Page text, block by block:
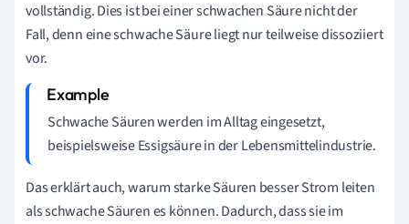
vollständig. Dies ist bei einer schwachen Säure nicht der
Fall, denn eine schwache Säure liegt nur teilweise dissoziiert
vor.
Schwache Säuren werden im Alltag eingesetzt,
beispielsweiseEssigsäurein der Lebensmittelindustrie.
Das erklärt auch, warum starke Säuren besser Strom leiten
als schwache Säuren es können. Dadurch, dass sie im